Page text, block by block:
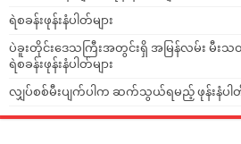
ရဲစခန်းဖုန်းနံပါတ်များ
ပဲခူးတိုင်းဒေသကြီးအတွင်းရှိ အမြန်လမ်း မီးသ
ရဲစခန်းဖုန်းနံပါတ်များ
လျှပ်စစ်မီးပျက်ပါက ဆက်သွယ်ရမည့် ဖုန်းနံပါတ်